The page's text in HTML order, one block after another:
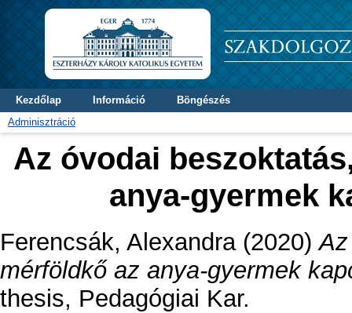
Kezdőlap Információ
Böngészés
Adminisztráció
Az óvodai
anya-gyermek
Ferencsák, Alexandra(2020)
mérföldkő az anya-gyermek
thesis, Pedagógiai Kar.